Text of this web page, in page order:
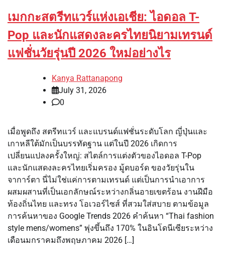
เมกกะสตรีทแวร์แห่งเอเชีย: ไอดอล T-
Pop และนักแสดงละครไทยนิยามเทรนด์
แฟชั่นวัยรุ่นปี 2026 ใหม่อย่างไร
Kanya Rattanapong
July 31, 2026
0
เมื่อพูดถึง สตรีทแวร์ และแบรนด์แฟชั่นระดับโลก ญี่ปุ่นและ
เกาหลีใต้มักเป็นบรรทัดฐาน แต่ในปี 2026 เกิดการ
เปลี่ยนแปลงครั้งใหญ่: สไตล์การแต่งตัวของไอดอล T-Pop
และนักแสดงละครไทยเริ่มครอง มู้ดบอร์ด ของวัยรุ่นใน
จาการ์ตา นี่ไม่ใช่แค่การตามเทรนด์ แต่เป็นการนำเอาการ
ผสมผสานที่เป็นเอกลักษณ์ระหว่างกลิ่นอายเขตร้อน งานฝีมือ
ท้องถิ่นไทย และทรง โอเวอร์ไซส์ ที่สวมใส่สบาย ตามข้อมูล
การค้นหาของ Google Trends 2026 คำค้นหา “Thai fashion
style mens/womens” พุ่งขึ้นถึง 170% ในอินโดนีเซียระหว่าง
เดือนมกราคมถึงพฤษภาคม 2026 […]